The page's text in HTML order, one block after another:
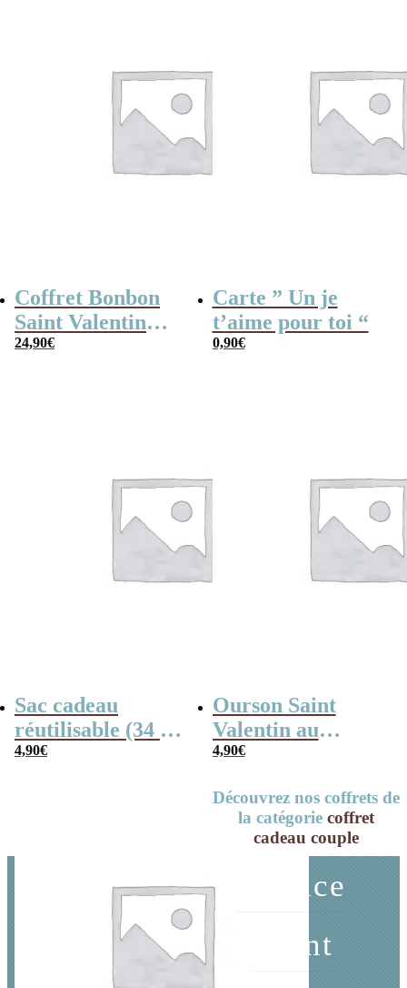
Coffret Bonbon
Saint Valentin
“My Love”
24,90€
Carte ” Un je
t’aime pour toi “
0,90€
Sac cadeau
réutilisable (34 x
42 cm) et sa carte
4,90€
Ourson Saint
Valentin au
chocolat au lait
rouge x3
4,90€
Découvrez nos coffrets de
la catégorie coffret
cadeau couple
Service
client